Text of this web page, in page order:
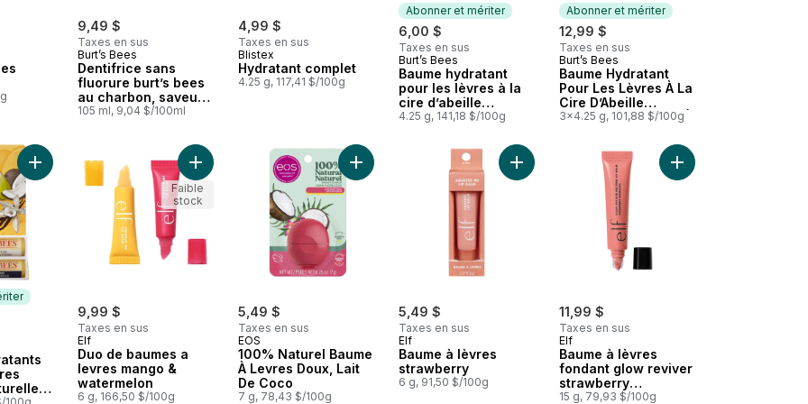
9,49 $
Taxes en sus
Burt’s Bees
Dentifrice sans
fluorure burt’s bees
au charbon, saveur
menthe poivrée zen
105 ml, 9,04 $/100ml
4,99 $
Taxes en sus
Blistex
Hydratant complet
4.25 g, 117,41 $/100g
Abonner et mériter
6,00 $
Taxes en sus
Abonner et mériter
Burt’s Bees
Baume hydratant
pour les lèvres à la
cire d’abeille
d’origine naturelle à
4.25 g, 141,18 $/100g
Abonner et mériter
12,99 $
Taxes en sus
Abonner et mériter
Burt’s Bees
Baume Hydratant
Pour Les Lèvres À La
Cire D’Abeille
D’Origine Naturelle À
Vitamine E Et Huile
De Menthe Poivrée,
Emballage De 3
3x4.25 g, 101,88 $/100g
À
Ajouter Baumes Hydratants Pour Les Lèvres D’Origine Naturelle À 100 % À La Noix De Coco Et À La Poire Et À La Gousse De
9,99 $
Taxes en sus
Elf
Duo de baumes a
levres mango &
watermelon
6 g, 166,50 $/100g
Ajouter Duo de baumes a levres mango & watermelon au panier
Faible
stock
5,49 $
Taxes en sus
EOS
100% Naturel Baume
À Levres Doux, Lait
De Coco
7 g, 78,43 $/100g
Ajouter 100% Naturel Baume À Levres Doux, Lait De Coco au panier
5,49 $
Taxes en sus
Elf
Baume à lèvres
strawberry
6 g, 91,50 $/100g
Ajouter Baume à lèvres strawberry au panier
11,99 $
Taxes en sus
Elf
Baume à lèvres
fondant glow reviver
strawberry
shortcake
15 g, 79,93 $/100g
Ajouter Baume à